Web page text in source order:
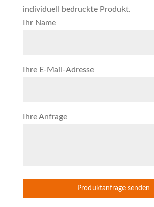
individuell bedruckte Produkt.
Ihr Name
Ihre E-Mail-Adresse
Ihre Anfrage